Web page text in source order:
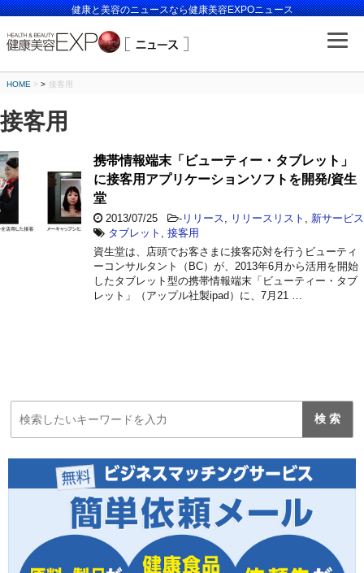
健康と美容のニュースなら健康美容EXPOニュース
HOME > 接客用
接客用
携帯情報端末「ビューティー・タブレット」
に接客用アプリケーションソフトを開発/資生
堂
2013/07/25 - リリース リリースリスト
新サービス
タブレット
接客用
資生堂は、店頭でお客さまに接客応対を行うビューティ
ーコンサルタント（BC）が、2013年6月から活用を開始
したタブレット型の携帯情報端末「ビューティー・タブ
レット」（アップル社製ipad）に、7月21 …